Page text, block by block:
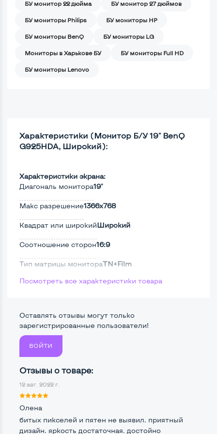
БУ монитор 22 дюйма БУ монитор 27 дюймов
БУ мониторы Philips БУ мониторы HP
БУ мониторы BenQ БУ мониторы LG
Мониторы в Харькове БУ БУ мониторы Full HD
БУ мониторы Lenovo
Характеристики (Монитор Б/У 19" BenQ
G925HDA, Широкий):
Характеристики экрана:
Диагональ монитора19"
Макс разрешение1366x768
Квадрат или широкийШирокий
Соотношение сторон16:9
Тип матрицы монитораTN+Film
Тип подсветки монитораCCFL
Разъемы подключения:
Крепление сзади, типа VESA
Интерфейс подключения VGA
Посмотреть все характеристики товара
Оставлять отзывы могут только
зарегистрированные пользователи!
ВОЙТИ
Отзывы о товаре:
12 авг. 2022 г.
Олена
битых пикселей и пятен не выявил. приятный
дизайн. яркость достаточная. достойно